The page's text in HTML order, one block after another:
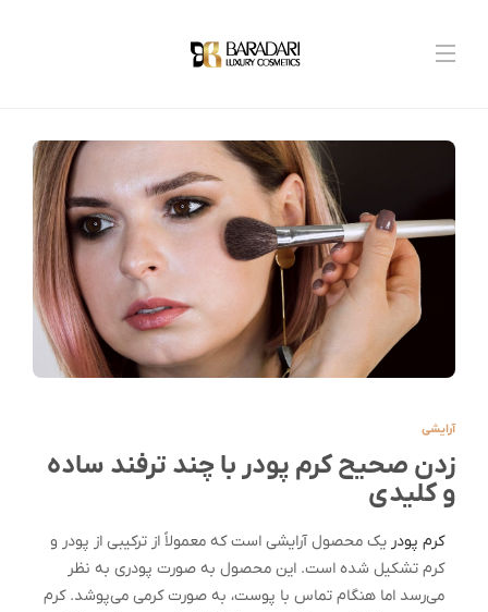
آرایشی
زدن صحیح کرم پودر با چند ترفند ساده
و کلیدی
کرم پودر یک محصول آرایشی است که معمولاً از ترکیبی از پودر و
کرم تشکیل شده است. این محصول به صورت پودری به نظر
می‌رسد اما هنگام تماس با پوست، به صورت کرمی می‌پوشد. کرم